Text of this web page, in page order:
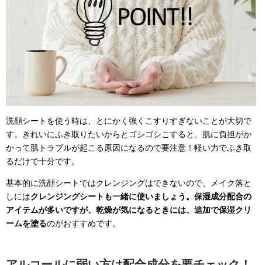
洗顔シートを使う時は、とにかく強くこすりすぎないことが大切で
す。きれいにふき取りたいからとゴシゴシこすると、肌に負担がか
かって肌トラブルが起こる原因になるので要注意！軽い力でふき取
るだけで十分です。
基本的に洗顔シートではクレンジングはできないので、メイク落と
しにはクレンジングシートも一緒に使いましょう。保湿成分配合の
アイテムが多いですが、乾燥が気になるときには、追加で保湿クリ
ームを塗るのがおすすめです。